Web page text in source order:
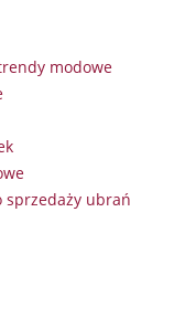
modowe
ubrań